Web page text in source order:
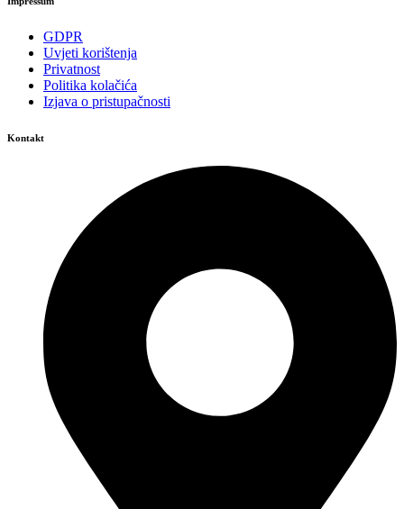
GDPR
Uvjeti korištenja
Privatnost
Politika kolačića
Izjava o pristupačnosti
Kontakt